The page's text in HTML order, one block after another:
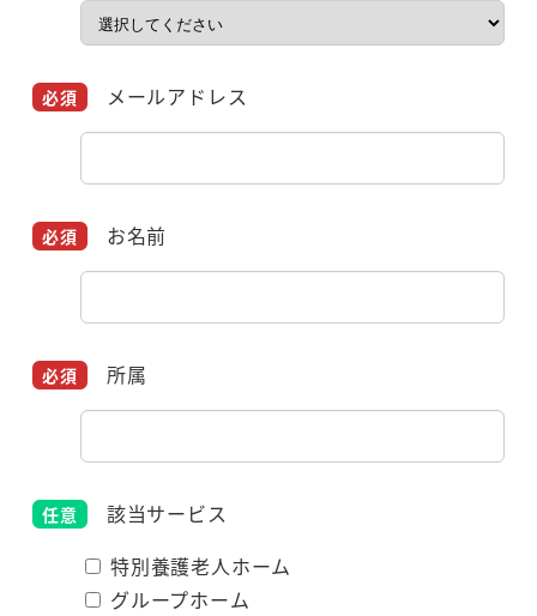
メールアドレス
お名前
所属
該当サービス
特別養護老人ホーム
グループホーム